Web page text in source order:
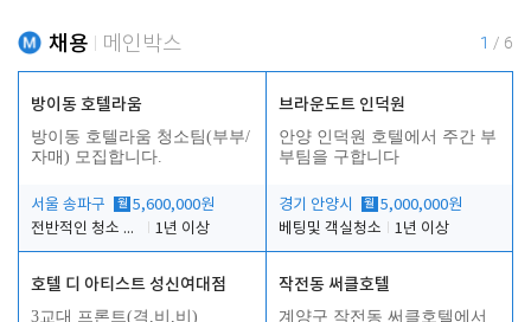
채용 메인박스 1 / 6
방이동 호텔라움
방이동 호텔라움 청소팀(부부/
자매) 모집합니다.
서울 송파구 월 5,600,000원
전반적인 청소 업무(객실청소.객실정리)
1년 이상
브라운도트 인덕원
안양 인덕원 호텔에서 주간 부
부팀을 구합니다
경기 안양시 월 5,000,000원
베팅및 객실청소
1년 이상
호텔 디 아티스트 성신여대점
3교대 프론트(격,비,비)
작전동 써클호텔
계양구 작전동 써클호텔에서